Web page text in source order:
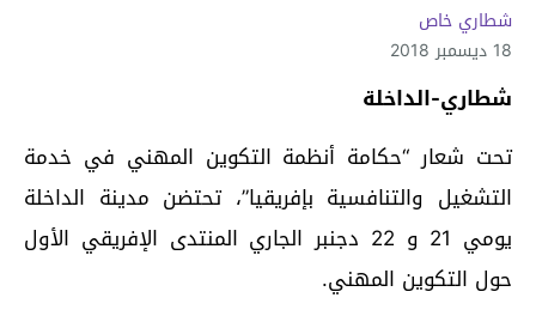
شطاري خاص
18 ديسمبر 2018
شطاري-الداخلة
تحت شعار “حكامة أنظمة التكوين المهني في خدمة
التشغيل والتنافسية بإفريقيا”، تحتضن مدينة الداخلة
يومي 21 و 22 دجنبر الجاري المنتدى الإفريقي الأول
حول التكوين المهني.